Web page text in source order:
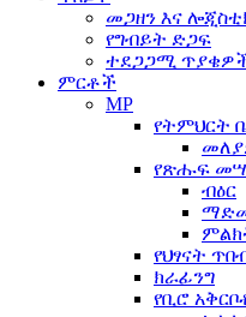
መጋዘን እና
የግብይት ድጋፍ
ተደጋጋሚ
ምርቶች
MP
የትምህርት
የጽሑፍ
ብዕር
የህፃናት
ክራፊንግ
የቢሮ